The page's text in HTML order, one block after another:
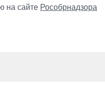
на сайте Рособрнадзора